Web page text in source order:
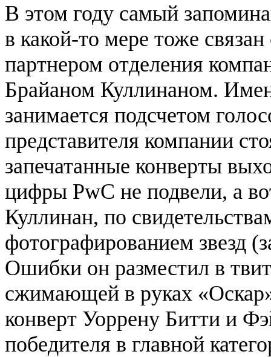
В этом году самый
в какой-то мере тоже
партнером отделения
Брайаном Куллинаном.
занимается подсчетом
представителя компании
запечатанные конверты
цифры PwC не подвели, а
Куллинан, по
фотографированием звезд
Ошибки он разместил в
сжимающей в руках
конверт Уоррену Битти и
победителя в главной